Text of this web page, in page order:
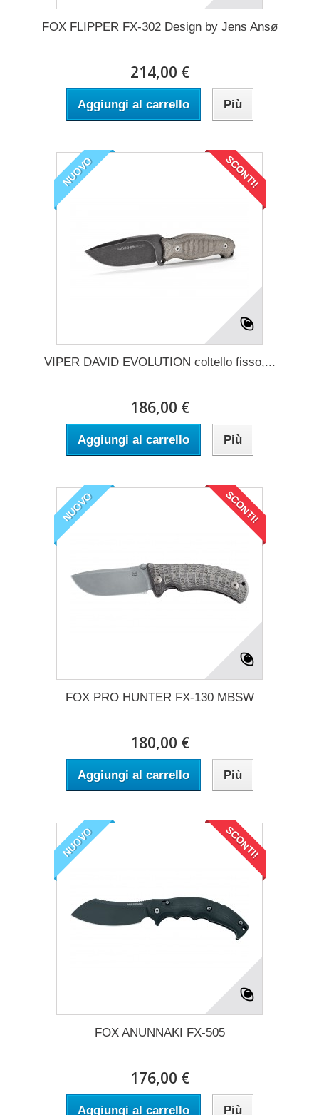
FOX FLIPPER FX-302 Design by Jens Ansø
214,00 €
Aggiungi al carrello Più
NUOVO SCONTI!
VIPER DAVID EVOLUTION coltello fisso,...
186,00 €
Aggiungi al carrello Più
NUOVO SCONTI!
FOX PRO HUNTER FX-130 MBSW
180,00 €
Aggiungi al carrello Più
NUOVO SCONTI!
FOX ANUNNAKI FX-505
176,00 €
Aggiungi al carrello Più